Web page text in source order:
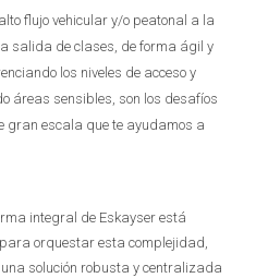
flujo vehicular y/o peatonal a la
salida de clases, de forma ágil y
los niveles de acceso y
áreas sensibles, son los desafíos
gran escala que te ayudamos a
integral de Eskayser está
orquestar esta complejidad,
una solución robusta y centralizada